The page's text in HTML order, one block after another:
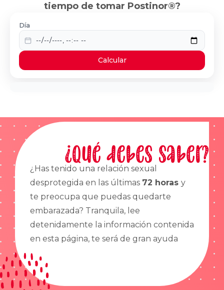
tiempo de tomar Postinor®?
Día
Calcular
¿Qué debes saber?
¿Has tenido una relación sexual
desprotegida en las últimas 72 horas y
te preocupa que puedas quedarte
embarazada? Tranquila, lee
detenidamente la información contenida
en esta página, te será de gran ayuda